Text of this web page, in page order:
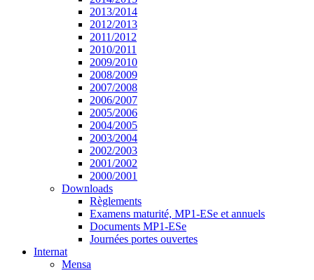
2013/2014
2012/2013
2011/2012
2010/2011
2009/2010
2008/2009
2007/2008
2006/2007
2005/2006
2004/2005
2003/2004
2002/2003
2001/2002
2000/2001
Downloads
Règlements
Examens maturité, MP1-ESe et annuels
Documents MP1-ESe
Journées portes ouvertes
Internat
Mensa